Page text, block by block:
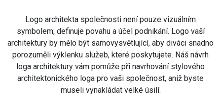
Logo architekta společnosti není pouze vizuálním
symbolem; definuje povahu a účel podnikání. Logo vaší
architektury by mělo být samovysvětlující, aby diváci snadno
porozuměli výklenku služeb, které poskytujete. Náš návrh
loga architektury vám pomůže při navrhování stylového
architektonického loga pro vaši společnost, aniž byste
museli vynakládat velké úsilí.